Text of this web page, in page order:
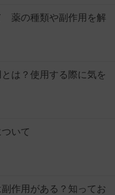
薬の種類や副作用を解
は？使用する際に気を
いて
作用がある？知ってお